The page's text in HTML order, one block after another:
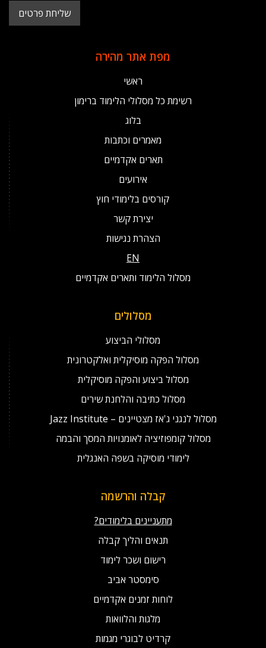
מפת אתר מהירה
ראשי
רשימת כל מסלולי הלימוד ברימון
בלוג
מאמרים וכתבות
תארים אקדמיים
אירועים
קורסים בלימודי חוץ
יצירת קשר
הצהרת נגישות
EN
מסלול הלימוד ותארים אקדמיים
מסלולים
מסלולי הביצוע
מסלול הפקה מוסיקלית ואלקטרונית
מסלול ביצוע והפקה מוסיקלית
מסלול כתיבה והלחנת שירים
מסלול לנגני ג'אז מצטיינים – Jazz Institute
מסלול קומפוזיציה לאומנויות המסך והבמה
לימודי מוסיקה בשפה האנגלית
קבלה והרשמה
מתעניינים בלימודים?
תנאים והליך קבלה
רישום ושכר לימוד
סימסטר אביב
לוחות זמנים אקדמיים
מלגות והלוואות
קרדיט לבוגרי מגמות